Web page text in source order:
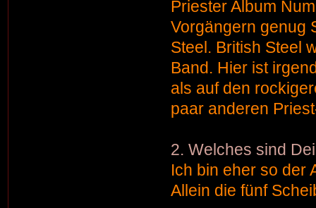
Priester Album
Vorgängern genug
Steel. British Steel
Band. Hier ist
als auf den
paar anderen
2. Welches sind
Ich bin eher so der
Allein die fünf